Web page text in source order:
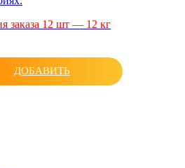
заказа 12 шт — 12 кг
ДОБАВИТЬ